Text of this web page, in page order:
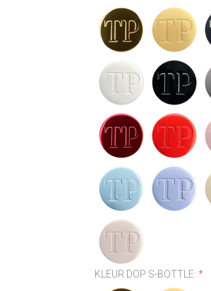
KLEUR DOP S-BOTTLE:*